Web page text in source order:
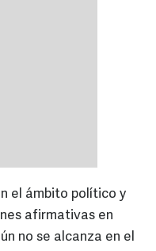
el ámbito político y
afirmativas en
no se alcanza en el